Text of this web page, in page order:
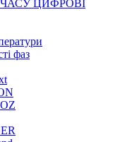
ЦИФРОВІ
фаз